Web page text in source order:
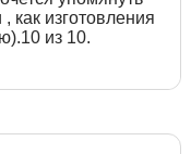
как изготовления
из 10.